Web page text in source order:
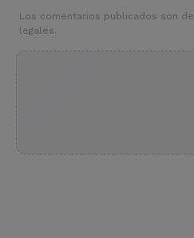
Los comentarios publicados son
legales.